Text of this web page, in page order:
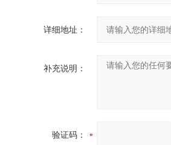
详细地址：
补充说明：
验证码：